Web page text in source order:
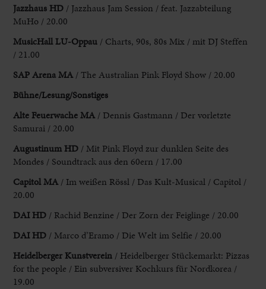
Jazzhaus HD / Jazzhaus Jam Session / feat. Jazzabteilung
MuHo / 20.00
MusicHall LU-Oppau / Charts, 90s, 80s Mix / mit DJ Steffen
/ 21.00
SAP Arena MA / The Australian Pink Floyd Show / 20.00
Bühne/Lesung/Sonstiges
Alte Feuerwache MA / Dennis Gastmann / Der vorletzte
Samurai / 20.00
Augustinum HD / Mit Pink Floyd zur dunklen Seite des
Mondes / Soundtrack aus den 60ern / 17.00
Capitol MA / Im weißen Rössl / Das Kult-Musical / Capitol /
20.00
DAI HD / Rachid Benzine / Der Zorn der Feiglinge / 20.00
DAI HD / Marco d’Eramo / Die Welt im Selfie / 20.00
Heidelberger Kunstverein / Heidelberger Stückemarkt: Pizzas
for the people / Ein subversiver Kochkurs für Nordkorea /
19.00